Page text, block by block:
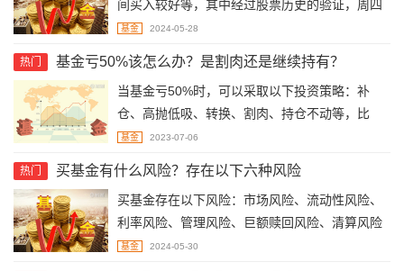
间买入较好等，其中经过股票历史的验证，周四
被称为“黑色星期四”，即在周四这一天股票上涨
会出现下跌走势，从而在周四买入成本较低。
基金 2024-05-28
热门 基金亏50%该怎么办？是割肉还是继续持有？
当基金亏50%时，可以采取以下投资策略：补
仓、高抛低吸、转换、割肉、持仓不动等，比
如，当基金一直亏损时，投资者认为该基金后期
以选择在基金下跌的过程中，进行补仓操作，通
过不断地补仓，来降低持仓成本，分散风险。
基金 2023-07-06
热门 买基金有什么风险？存在以下六种风险
​买基金存在以下风险：市场风险、流动性风险、
利率风险、管理风险、巨额赎回风险、清算风险
等，其中基金的净值随着市场行情而波动，当市
基金 2024-05-30